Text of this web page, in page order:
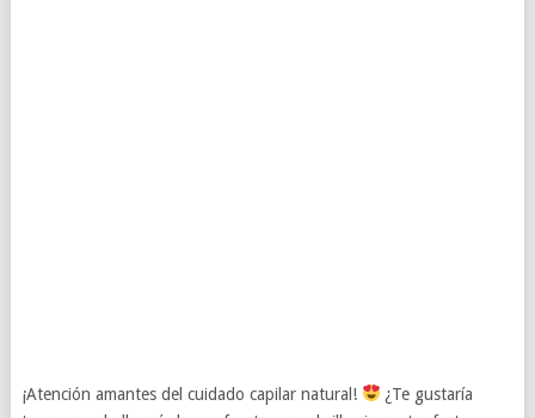
¡Atención amantes del cuidado capilar natural!
¿Te gustaría